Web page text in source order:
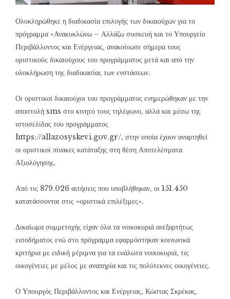
Ολοκληρώθηκε η διαδικασία επιλογής των δικαιούχων για το
πρόγραμμα «Ανακυκλώνω – Αλλάζω συσκευή και το Υπουργείο
Περιβάλλοντος και Ενέργειας, ανακοίνωσε σήμερα τους
οριστικούς δικαιούχους του προγράμματος μετά και από την
ολοκλήρωση της διαδικασίας των ενστάσεων.
Οι οριστικοί δικαιούχοι του προγράμματος ενημερώθηκαν με την
αποστολή sms στο κινητό τους τηλέφωνο, αλλά και μέσω της
ιστοσελίδας του προγράμματος
https://allazosyskevi.gov.gr/, στην οποία έχουν αναρτηθεί
οι οριστικοί πίνακες κατάταξης στη θέση Αποτελέσματα
Αξιολόγησης.
Από τις 879.026 αιτήσεις που υποβλήθηκαν, οι 151.450
κατατάσσονται στις «οριστικά επιλέξιμες».
Δικαίωμα συμμετοχής είχαν όλα τα νοικοκυριά ανεξαρτήτως
εισοδήματος ενώ στο πρόγραμμα εφαρμόστηκαν κοινωνικά
κριτήρια με ειδική μέριμνα για τα ευάλωτα νοικοκυριά, τις
οικογένειες με μέλος με αναπηρία και τις πολύτεκνες οικογένειες.
Ο Υπουργός Περιβάλλοντος και Ενέργειας, Κώστας Σκρέκας,